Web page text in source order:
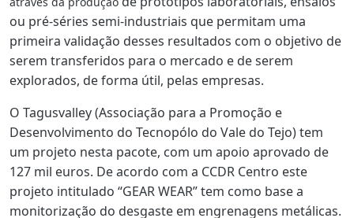
ou pré-séries semi-industriais que permitam uma
primeira validação desses resultados com o objetivo de
serem transferidos para o mercado e de serem
explorados, de forma útil, pelas empresas.
O Tagusvalley(Associação para a Promoção e
Desenvolvimento do Tecnopólo do Vale do Tejo) tem
um projeto nesta pacote, com um apoio aprovado de
127 mil euros. De acordo com a CCDR Centro este
projeto intitulado “GEAR WEAR” tem como base a
monitorização do desgaste em engrenagens metálicas.